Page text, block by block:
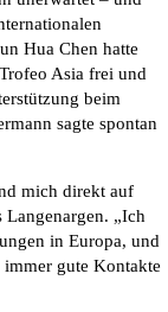
Hua Chen hatte
Asia frei und
beim
sagte spontan
mich direkt auf
Langenargen. „Ich
in Europa, und
gute Kontakte